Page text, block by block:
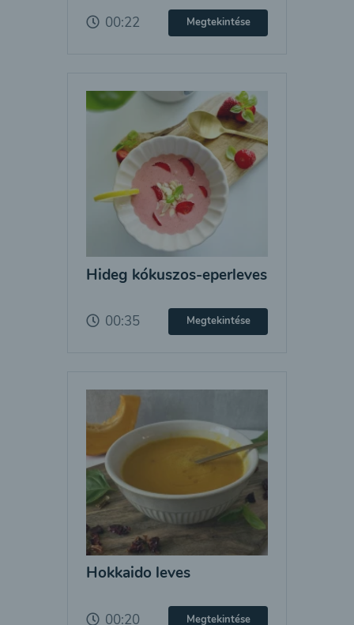
00:22 Megtekintése
Hideg kókuszos-eperleves
00:35 Megtekintése
Hokkaido leves
00:20 Megtekintése